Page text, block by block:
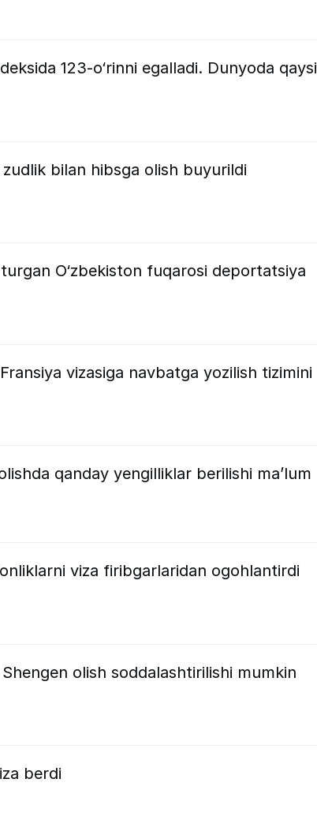
123-o‘rinni egalladi. Dunyoda qaysi
bilan hibsga olish buyurildi
O‘zbekiston fuqarosi deportatsiya
vizasiga navbatga yozilish tizimini
qanday yengilliklar berilishi ma’lum
viza firibgarlaridan ogohlantirdi
olish soddalashtirilishi mumkin
berdi